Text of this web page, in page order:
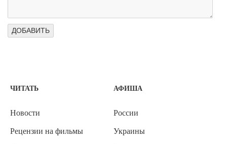
ЧИТАТЬ
Новости
Рецензии на фильмы
АФИША
России
Украины